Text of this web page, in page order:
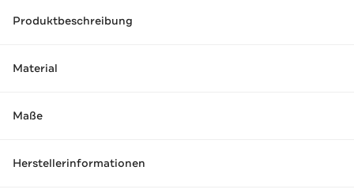
Produktbeschreibung
Material
Maße
Herstellerinformationen